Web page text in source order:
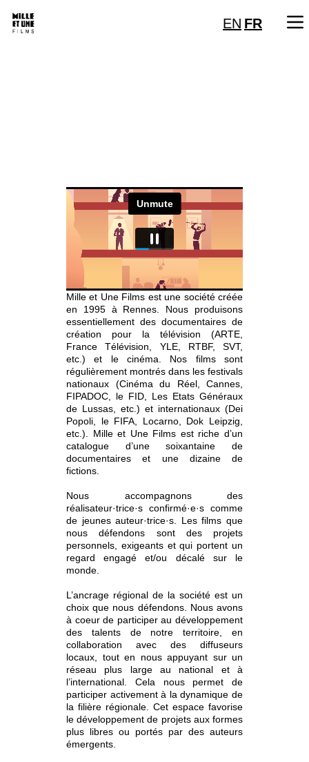
EN FR
Mille et Une Films est une société créée
en 1995 à Rennes. Nous produisons
essentiellement des documentaires de
création pour la télévision (ARTE,
France Télévision, YLE, RTBF, SVT,
etc.) et le cinéma. Nos films sont
régulièrement montrés dans les festivals
nationaux (Cinéma du Réel, Cannes,
FIPADOC, le FID, Les Etats Généraux
de Lussas, etc.) et internationaux (Dei
Popoli, le FIFA, Locarno, Dok Leipzig,
etc.). Mille et Une Films est riche d’un
catalogue d’une soixantaine de
documentaires et une dizaine de
fictions.
Nous accompagnons des
réalisateur·trice·s confirmé·e·s comme
de jeunes auteur·trice·s. Les films que
nous défendons sont des projets
personnels, exigeants et qui portent un
regard engagé et/ou décalé sur le
monde.
L’ancrage régional de la société est un
choix que nous défendons. Nous avons
à coeur de participer au développement
des talents de notre territoire, en
collaboration avec des diffuseurs
locaux, tout en nous appuyant sur un
réseau plus large au national et à
l’international. Cela nous permet de
participer activement à la dynamique de
la filière régionale. Cet espace favorise
le développement de projets aux formes
plus libres ou portés par des auteurs
émergents.